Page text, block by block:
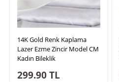
14K Gold Renk Kaplama
Lazer Ezme Zincir Model CM
Kadın Bileklik
299.90TL